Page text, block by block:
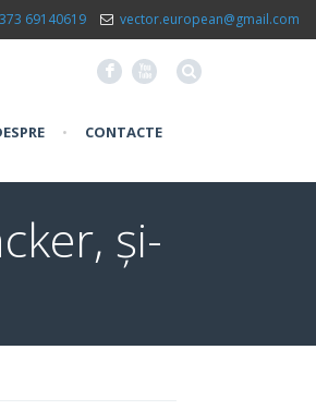
69140619 vector.european@gmail.com
F X
• CONTACTE
și-